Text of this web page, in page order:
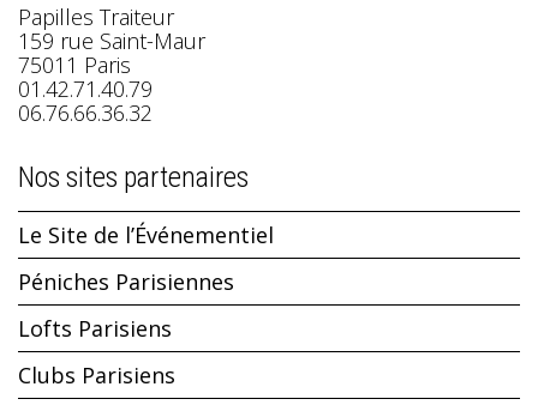
Papilles Traiteur
159 rue Saint-Maur
75011 Paris
01.42.71.40.79
06.76.66.36.32
Nos sites partenaires
Le Site de l’Événementiel
Péniches Parisiennes
Lofts Parisiens
Clubs Parisiens